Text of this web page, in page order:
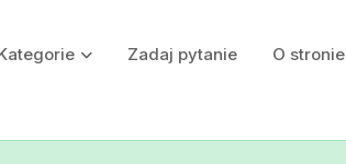
Zadaj pytanie O stronie